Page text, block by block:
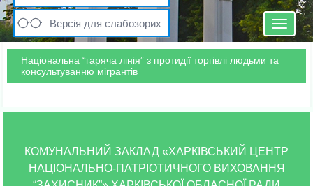
Версія для слабозорих
Toggle
Національна “гаряча лінія” з протидії торгівлі людьми та
консультуванню мігрантів
КОМУНАЛЬНИЙ ЗАКЛАД «ХАРКІВСЬКИЙ ЦЕНТР
НАЦІОНАЛЬНО-ПАТРІОТИЧНОГО ВИХОВАННЯ